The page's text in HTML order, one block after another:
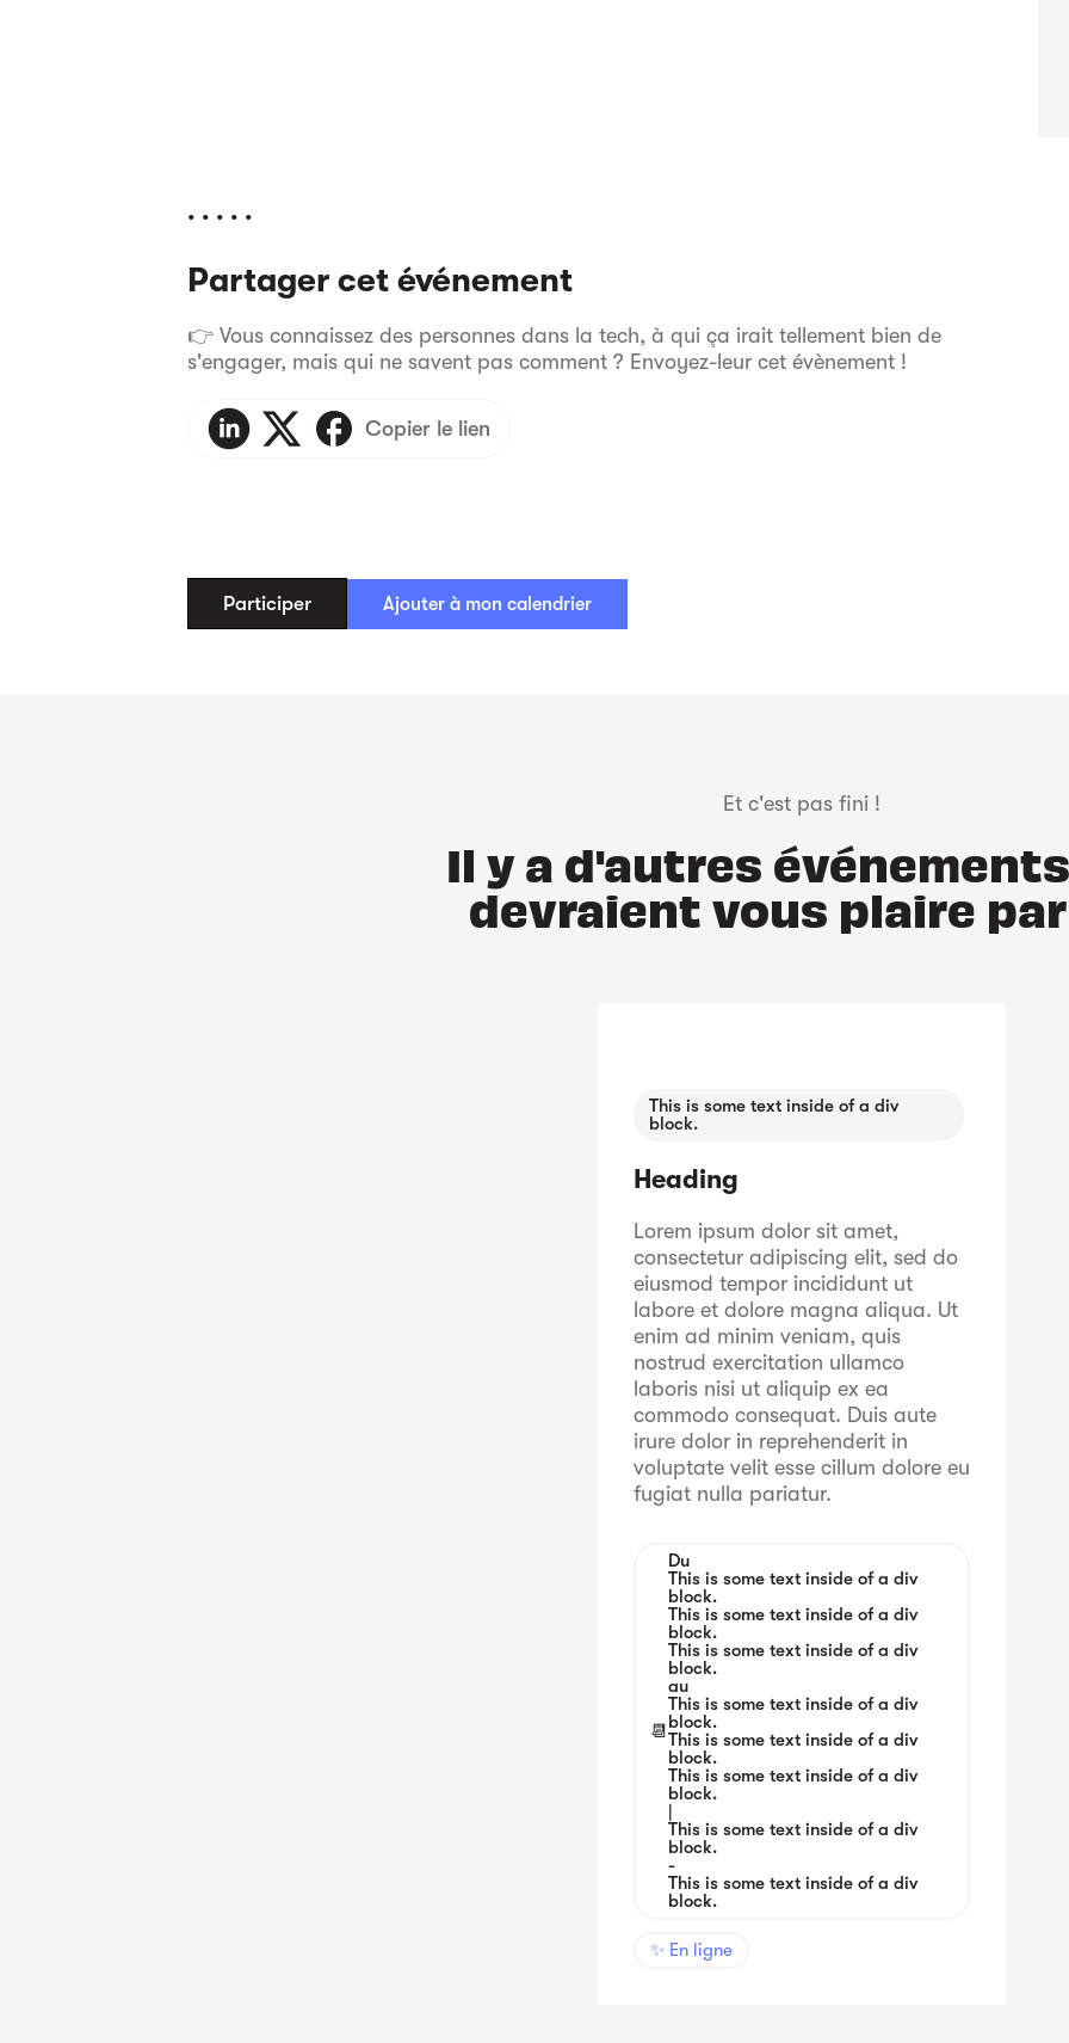
. . . . .
Partager cet événement
👉 Vous connaissez des personnes dans la tech, à qui ça irait tellement bien de
s'engager, mais qui ne savent pas comment ? Envoyez-leur cet évènement !
Copier le lien
Participer Ajouter à mon calendrier
Et c'est pas fini !
Il y a d'autres
devraient vous plaire
This is some text inside of a div
block.
Heading
Lorem ipsum dolor sit amet,
consectetur adipiscing elit, sed do
eiusmod tempor incididunt ut
labore et dolore magna aliqua. Ut
enim ad minim veniam, quis
nostrud exercitation ullamco
laboris nisi ut aliquip ex ea
commodo consequat. Duis aute
irure dolor in reprehenderit in
voluptate velit esse cillum dolore eu
fugiat nulla pariatur.
📆
Du
This is some text inside of a div
block.
This is some text inside of a div
block.
This is some text inside of a div
block.
au
This is some text inside of a div
block.
This is some text inside of a div
block.
This is some text inside of a div
block.
|
This is some text inside of a div
block.
-
This is some text inside of a div
block.
✨ En ligne